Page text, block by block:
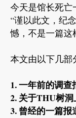
今天是馆长死亡
“谨以此文，纪
憾，不是一篇这
本文由以下几部
1. 一年前的调查
2. 关于THU树
3. 曾经的一篇报